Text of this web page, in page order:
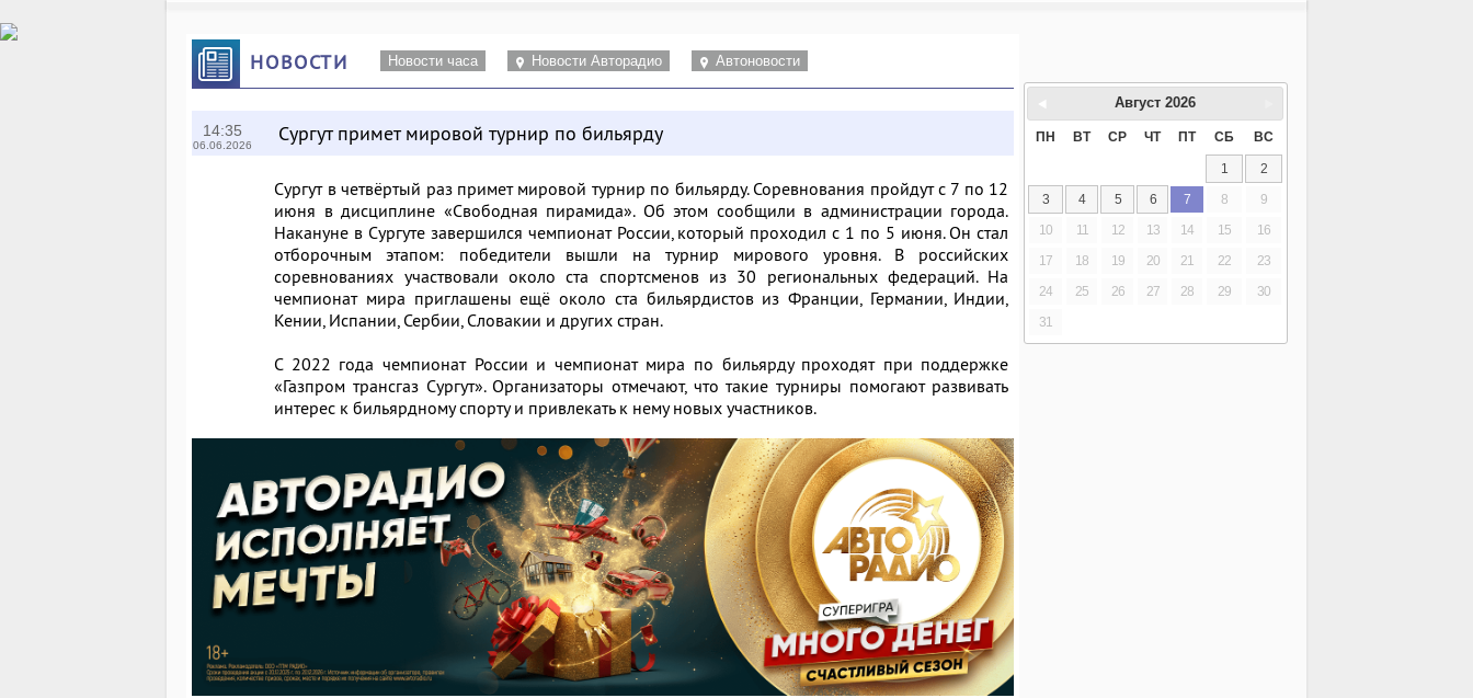
НОВОСТИ Новости часа Новости Авторадио Автоновости
14:35
06.06.2026 Сургут примет мировой турнир по бильярду
Сургут в четвёртый раз примет мировой турнир по бильярду. Соревнования пройдут с 7 по 12
июня в дисциплине «Свободная пирамида». Об этом сообщили в администрации города.
Накануне в Сургуте завершился чемпионат России, который проходил с 1 по 5 июня. Он стал
отборочным этапом: победители вышли на турнир мирового уровня. В российских
соревнованиях участвовали около ста спортсменов из 30 региональных федераций. На
чемпионат мира приглашены ещё около ста бильярдистов из Франции, Германии, Индии,
Кении, Испании, Сербии, Словакии и других стран.
С 2022 года чемпионат России и чемпионат мира по бильярду проходят при поддержке
«Газпром трансгаз Сургут». Организаторы отмечают, что такие турниры помогают развивать
интерес к бильярдному спорту и привлекать к нему новых участников.
Август 2026
ПН ВТ СР ЧТ ПТ СБ ВС
1
2
3
4 5 6 7 8
9
10
11 12 13 14 15
16
17
18 19 20 21 22
23
24
25 26 27 28 29
30
31